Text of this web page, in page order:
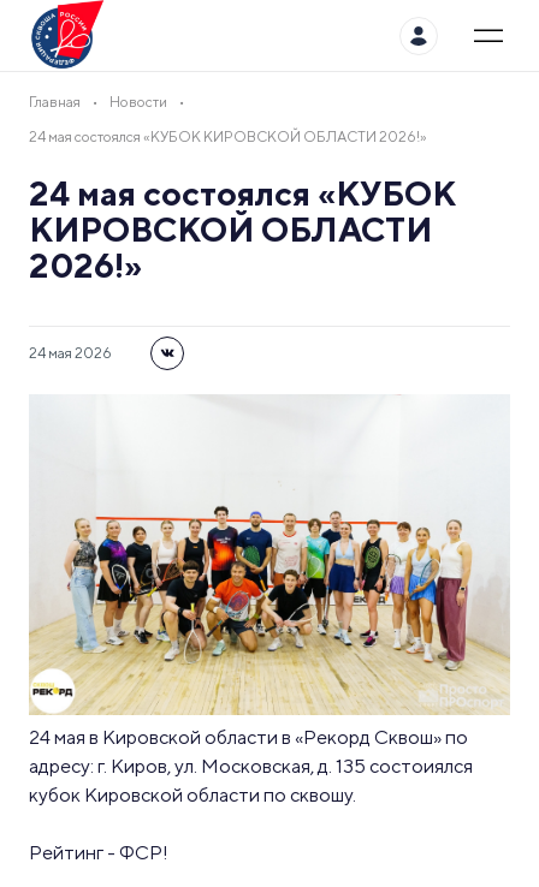
Главная
Новости
24 мая состоялся «КУБОК КИРОВСКОЙ ОБЛАСТИ 2026!»
24 мая состоялся «КУБОК
КИРОВСКОЙ ОБЛАСТИ
2026!»
24 мая 2026
24 мая в Кировской области в «Рекорд Сквош» по
адресу: г. Киров, ул. Московская, д. 135 состоиялся
кубок Кировской области по сквошу.
Рейтинг - ФСР!